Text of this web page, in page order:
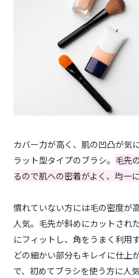
カバー力が高く、肌の凹凸が気
ラット型タイプのブラシ。 毛先
るので肌への密着がよく、均一
慣れていない方には毛の密度が
人気。毛先が斜めにカットされ
にフィットし、角をうまく利用
どの細かい部分もキレイに仕上
で、初めてブラシを使う方に人気